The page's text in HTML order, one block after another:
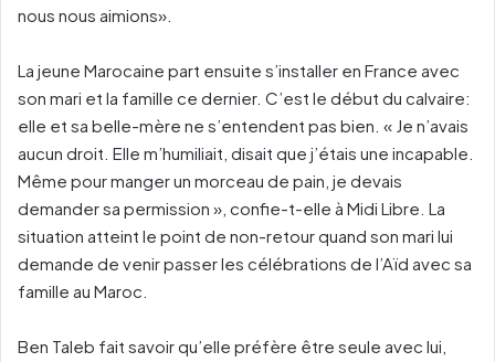
nous nous aimions».
La jeune Marocaine part ensuite s’installer en France avec
son mari et la famille ce dernier. C’est le début du calvaire:
elle et sa belle-mère ne s’entendent pas bien. « Je n’avais
aucun droit. Elle m’humiliait, disait que j’étais une incapable.
Même pour manger un morceau de pain, je devais
demander sa permission », confie-t-elle à Midi Libre. La
situation atteint le point de non-retour quand son mari lui
demande de venir passer les célébrations de l’Aïd avec sa
famille au Maroc.
Ben Taleb fait savoir qu’elle préfère être seule avec lui,